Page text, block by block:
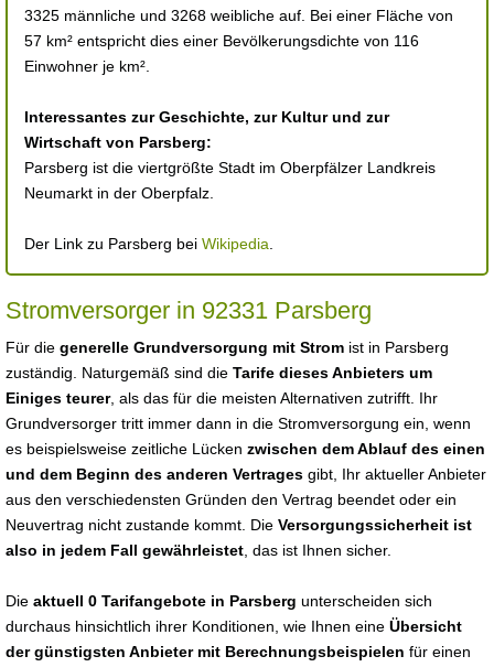
3325 männliche und 3268 weibliche auf. Bei einer Fläche von
57 km² entspricht dies einer Bevölkerungsdichte von 116
Einwohner je km².
Interessantes zur Geschichte, zur Kultur und zur
Wirtschaft von Parsberg:
Parsberg ist die viertgrößte Stadt im Oberpfälzer Landkreis
Neumarkt in der Oberpfalz.
Der Link zu Parsberg bei Wikipedia
Stromversorger in 92331 Parsberg
Für die generelle Grundversorgung mit Strom ist in Parsberg
zuständig. Naturgemäß sind die Tarife dieses Anbieters um
Einiges teurer, als das für die meisten Alternativen zutrifft. Ihr
Grundversorger tritt immer dann in die Stromversorgung ein, wenn
es beispielsweise zeitliche Lücken zwischen dem Ablauf des einen
und dem Beginn des anderen Vertrages gibt, Ihr aktueller Anbieter
aus den verschiedensten Gründen den Vertrag beendet oder ein
Neuvertrag nicht zustande kommt. Die Versorgungssicherheit ist
also in jedem Fall gewährleistet , das ist Ihnen sicher.
Die aktuell 0 Tarifangebote in Parsberg unterscheiden sich
durchaus hinsichtlich ihrer Konditionen, wie Ihnen eine Übersicht
der günstigsten Anbieter mit Berechnungsbeispielen für einen